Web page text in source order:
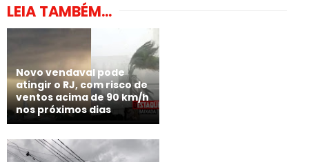
LEIA TAMBÉM...
Novo vendaval pode
atingir o RJ, com risco de
ventos acima de 90 km/h
nos próximos dias